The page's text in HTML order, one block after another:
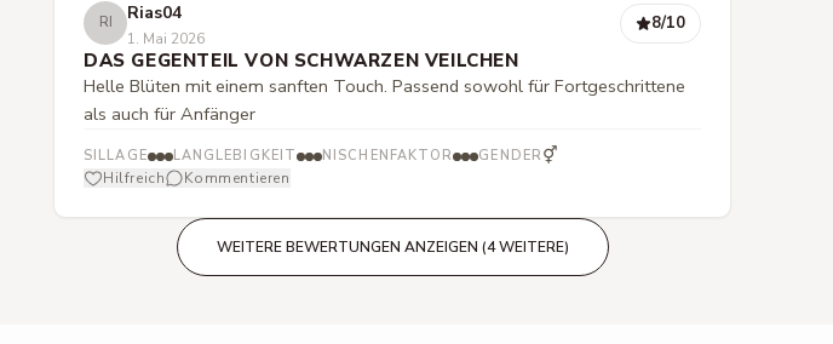
RI Rias04
1. Mai 2026
8/10
DAS GEGENTEIL VON SCHWARZEN VEILCHEN
Helle Blüten mit einem sanften Touch. Passend sowohl für Fortgeschrittene
als auch für Anfänger
SILLAGE LANGLEBIGKEIT NISCHENFAKTOR GENDER ⚥
Hilfreich Kommentieren
WEITERE BEWERTUNGEN ANZEIGEN (4 WEITERE)